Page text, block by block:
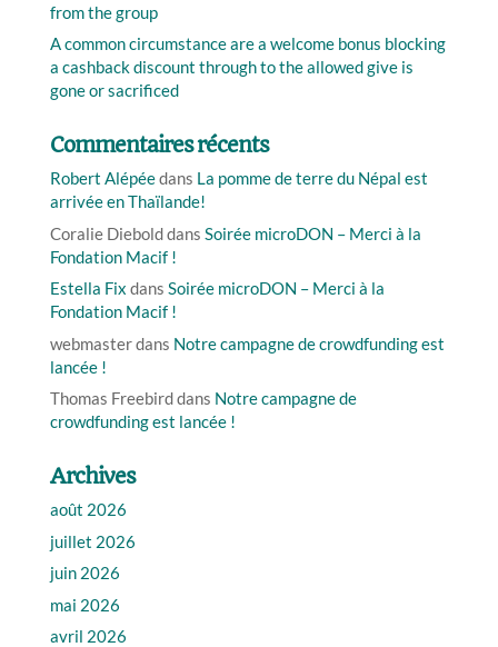
from the group
A common circumstance are a welcome bonus blocking
a cashback discount through to the allowed give is
gone or sacrificed
Commentaires récents
Robert Alépéedans La pomme de terre du Népal est
arrivée en Thaïlande!
Coralie Diebolddans Soirée microDON – Merci à la
Fondation Macif !
Estella Fix dans Soirée microDON – Merci à la
Fondation Macif !
webmasterdans Notre campagne de crowdfunding est
lancée !
Thomas Freebirddans Notre campagne de
crowdfunding est lancée !
Archives
août 2026
juillet 2026
juin 2026
mai 2026
avril 2026